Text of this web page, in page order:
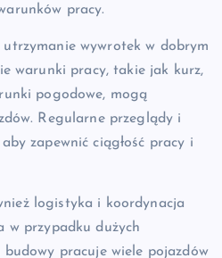
pracy.
utrzymanie wywrotek w dobrym
warunki pracy, takie jak kurz,
pogodowe, mogą
Regularne przeglądy i
zapewnić ciągłość pracy i
logistyka i koordynacja
w przypadku dużych
pracuje wiele pojazdów